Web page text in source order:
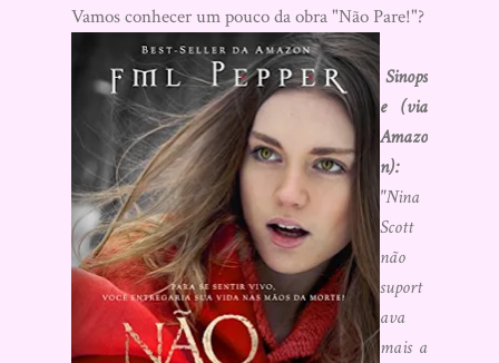
Vamos conhecer um pouco da obra "Não Pare!"?
Sinops
e (via
Amazo
n):
"Nina
Scott
não
suport
ava
mais a